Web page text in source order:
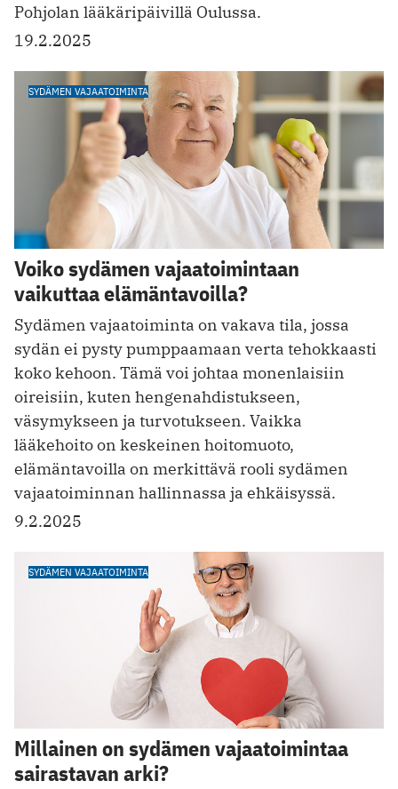
Pohjolan lääkäripäivillä Oulussa.
19.2.2025
SYDÄMEN VAJAATOIMINTA
Voiko sydämen vajaatoimintaan
vaikuttaa elämäntavoilla?
Sydämen vajaatoiminta on vakava tila, jossa
sydän ei pysty pumppaamaan verta tehokkaasti
koko kehoon. Tämä voi johtaa monenlaisiin
oireisiin, kuten hengenahdistukseen,
väsymykseen ja turvotukseen. Vaikka
lääkehoito on keskeinen hoitomuoto,
elämäntavoilla on merkittävä rooli sydämen
vajaatoiminnan hallinnassa ja ehkäisyssä.
9.2.2025
SYDÄMEN VAJAATOIMINTA
Millainen on sydämen vajaatoimintaa
sairastavan arki?